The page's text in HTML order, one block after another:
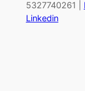
5327740261 |
Linkedin